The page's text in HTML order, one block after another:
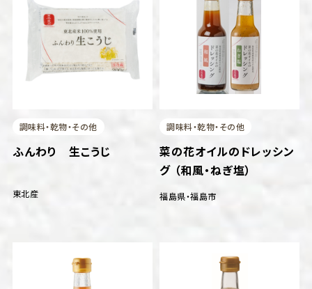
調味料・乾物・その他
ふんわり 生こうじ
東北産
調味料・乾物・その他
菜の花オイルのドレッシン
グ （和風・ねぎ塩）
福島県・福島市